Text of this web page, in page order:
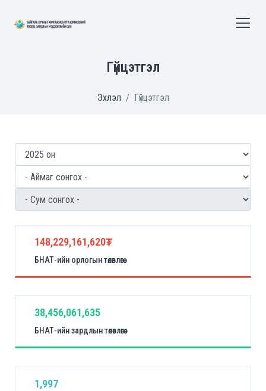
Гүйцэтгэл
Эхлэл Гүйцэтгэл
148,229,161,620₮
БНАТ-ийн орлогын төлөвлөгөө
38,456,061,635
БНАТ-ийн зардлын төлөвлөгөө
1,997